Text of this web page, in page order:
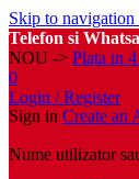
Skip to navigation
Telefon si
NOU -> Plata in
0
Login / Register
Sign in Create an
Nume utilizator